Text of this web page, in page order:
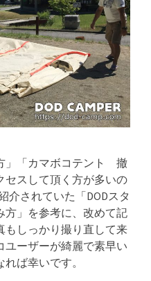
」「カマボコテント 撤
セスして頂く方が多いの
介されていた「DODスタ
方」を参考に、改めて記
もしっかり撮り直して来
ユーザーが綺麗で素早い
ば幸いです。